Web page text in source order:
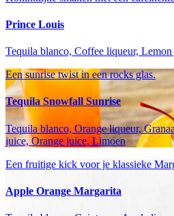
Prince Louis
Tequila blanco, Coffee liqueur,
Een sunrise twist in een rocks glas.
Tequila Snowfall Sunrise
Tequila blanco, Orange liqueur,
juice, Orange juice, Limoen
Een fruitige kick voor je klassieke
Apple Orange Margarita